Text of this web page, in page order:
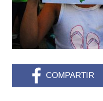
COMPARTIR